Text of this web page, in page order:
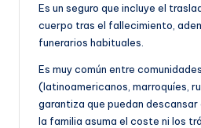
Es un seguro que incluye el
cuerpo tras el fallecimiento,
funerarios habituales.
Es muy común entre
(latinoamericanos, marroquíes,
garantiza que puedan descansar
la familia asuma el coste ni los